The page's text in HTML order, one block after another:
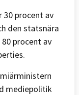
30 procent av
den statsnära
procent av
mediepolitik